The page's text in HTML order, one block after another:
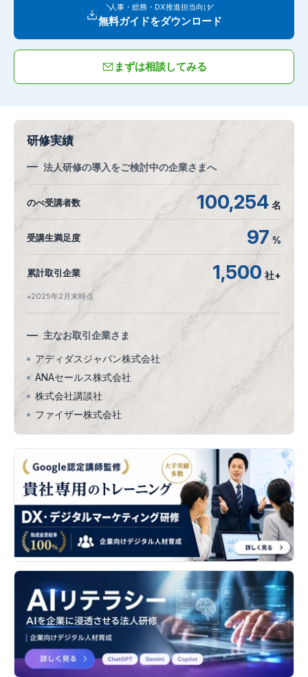
人事・総務・DX推進担当向け
無料ガイドをダウンロード
まずは相談してみる
研修実績
法人研修の導入をご検討中の企業さまへ
のべ受講者数 100,254 名
受講生満足度 97 %
累計取引企業 1,500 社+
※2025年2月末時点
主なお取引企業さま
アディダスジャパン株式会社
ANAセールス株式会社
株式会社講談社
ファイザー株式会社